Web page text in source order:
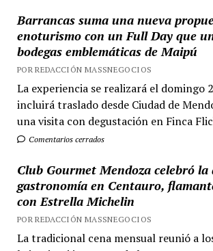
Barrancas suma una nueva
enoturismo con un Full Day que
bodegas emblemáticas de Maipú
POR REDACCIÓN MASSNEGOCIOS
La experiencia se realizará el domingo
incluirá traslado desde Ciudad de
una visita con degustación en Finca
Comentarios cerrados
Club Gourmet Mendoza celebró la
gastronomía en Centauro,
con Estrella Michelin
POR REDACCIÓN MASSNEGOCIOS
La tradicional cena mensual reunió a